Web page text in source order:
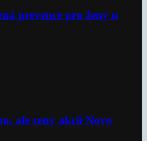
prevence pro ženy u
ale ceny akcií Novo